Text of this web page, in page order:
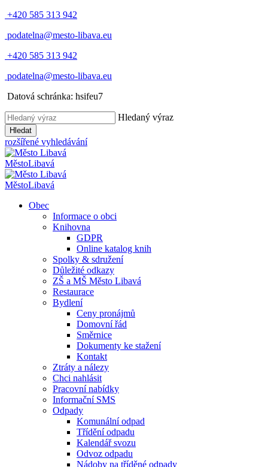
+420 585 313 942
podatelna@mesto-libava.eu
+420 585 313 942
podatelna@mesto-libava.eu
Datová schránka: hsifeu7
Hledaný výraz
Hledat
rozšířené vyhledávání
MěstoLibavá
MěstoLibavá
Obec
Informace o obci
Knihovna
GDPR
Online katalog knih
Spolky & sdružení
Důležité odkazy
ZŠ a MŠ Město Libavá
Restaurace
Bydlení
Ceny pronájmů
Domovní řád
Směrnice
Dokumenty ke stažení
Kontakt
Ztráty a nálezy
Chci nahlásit
Pracovní nabídky
Informační SMS
Odpady
Komunální odpad
Třídění odpadu
Kalendář svozu
Odvoz odpadu
Nádoby na tříděné odpady